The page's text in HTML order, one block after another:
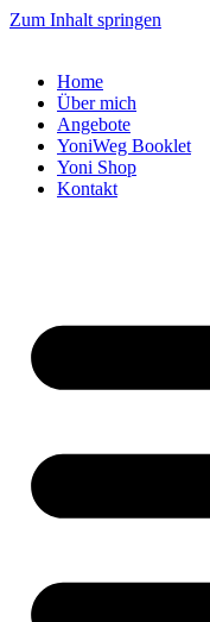
Zum Inhalt springen
Home
Über mich
Angebote
YoniWeg Booklet
Yoni Shop
Kontakt